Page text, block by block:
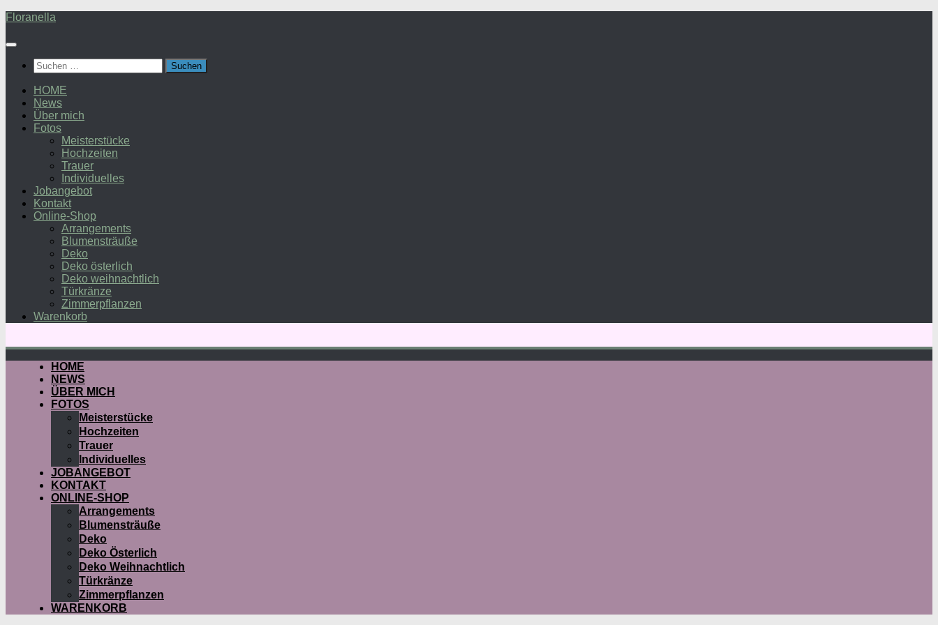
Zum
springen
Floranella
Suchen
nach:
HOME
News
Über mich
Fotos
Meisterstücke
Hochzeiten
Trauer
Individuelles
Jobangebot
Kontakt
Online-Shop
Arrangements
Blumensträuße
Deko
Deko österlich
Deko weihnachtlich
Türkränze
Zimmerpflanzen
Warenkorb
HOME
NEWS
ÜBER MICH
FOTOS
Meisterstücke
Hochzeiten
Trauer
Individuelles
JOBANGEBOT
KONTAKT
ONLINE-SHOP
Arrangements
Blumensträuße
Deko
Deko Österlich
Deko Weihnachtlich
Türkränze
Zimmerpflanzen
WARENKORB